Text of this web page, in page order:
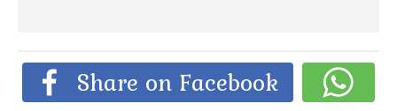
Share on Facebook